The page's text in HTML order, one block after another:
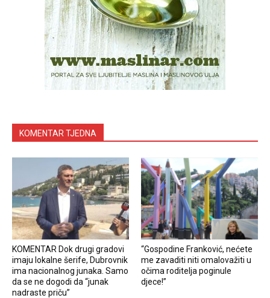
KOMENTAR TJEDNA
KOMENTAR Dok drugi gradovi
imaju lokalne šerife, Dubrovnik
ima nacionalnog junaka. Samo
da se ne dogodi da “junak
nadraste priču”
“Gospodine Franković, nećete
me zavaditi niti omalovažiti u
očima roditelja poginule
djece!”